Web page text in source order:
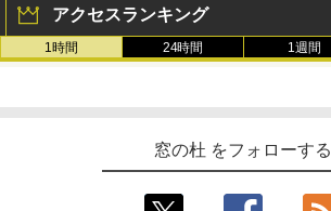
アクセスランキング
1時間 24時間 1週間
窓の杜 をフォローする